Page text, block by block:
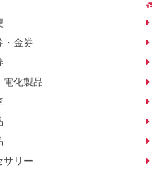
・金券
電化製品
サリー